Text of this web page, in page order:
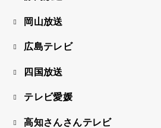
岡山放送
広島テレビ
四国放送
テレビ愛媛
高知さんさんテレビ